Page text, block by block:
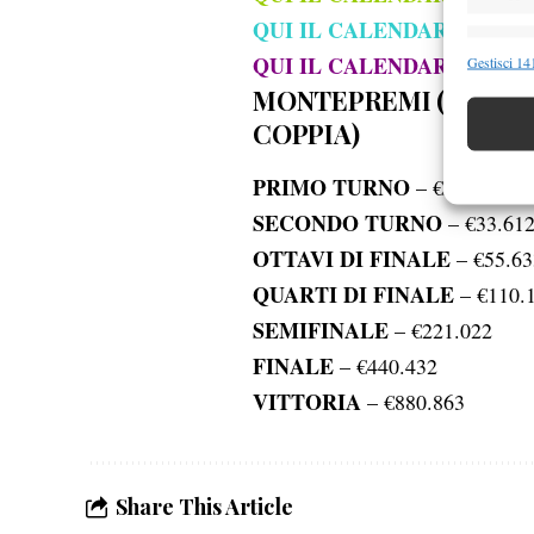
scelte
Gestisci
QUI IL CALENDARIO ATP
QUI IL CALENDARIO ATP
MONTEPREMI (IN
COPPIA)
PRIMO TURNO – €20.683
SECONDO TURNO –
OTTAVI DI FINALE –
QUARTI DI FINALE –
SEMIFINALE – €221.022
FINALE – €440.432
VITTORIA – €880.863
Share This Article